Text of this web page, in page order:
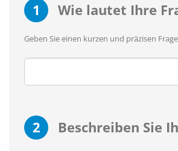
1 Wie lautet Ihre
Geben Sie einen kurzen und präzisen
2 Beschreiben Sie